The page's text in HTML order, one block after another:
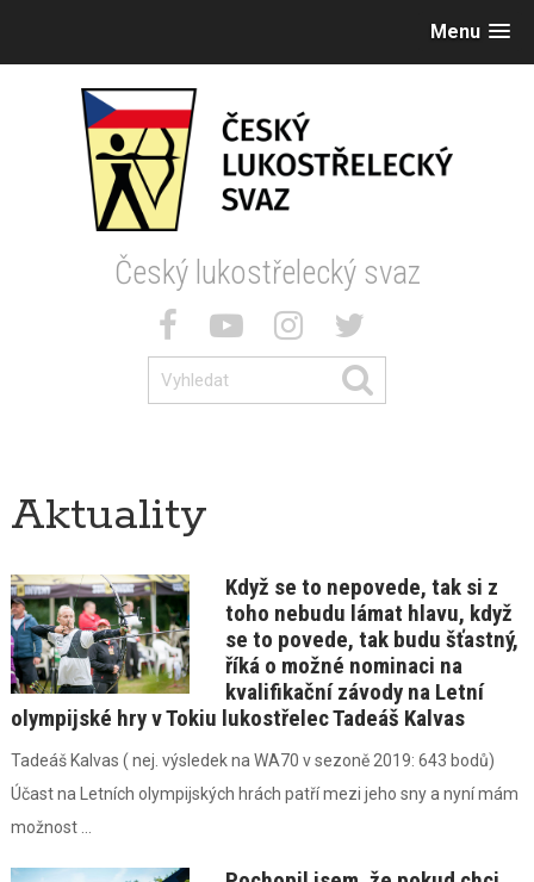
Menu
Český lukostřelecký svaz
Aktuality
Když se to nepovede, tak si z
toho nebudu lámat hlavu, když
se to povede, tak budu šťastný,
říká o možné nominaci na
kvalifikační závody na Letní
olympijské hry v Tokiu lukostřelec Tadeáš Kalvas
Tadeáš Kalvas ( nej. výsledek na WA70 v sezoně 2019: 643 bodů)
Účast na Letních olympijských hrách patří mezi jeho sny a nyní mám
možnost ...